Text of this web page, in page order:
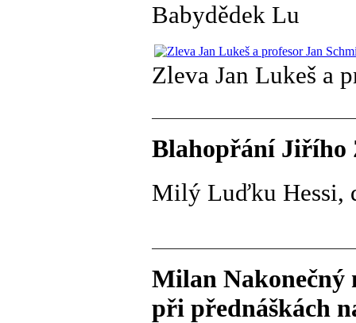
Babydědek Lu
Zleva Jan Lukeš a
Blahopřání Jiřího
Milý Luďku Hessi,
Milan Nakonečný
při přednáškách